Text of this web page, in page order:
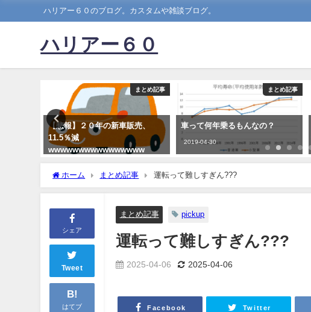
ハリアー６０のブログ。カスタムや雑談ブログ。
ハリアー６０
まとめ記事
【悲報】２０年の新車販売、
11.5％減
wwwwwwwwwwwwwwww
まとめ記事
車って何年乗るもんなの？
2019-04-30
ホーム まとめ記事 運転って難しすぎん???
シェア
Tweet
B!
はてブ
まとめ記事 pickup
運転って難しすぎん???
2025-04-06 2025-04-06
Facebook Twitter